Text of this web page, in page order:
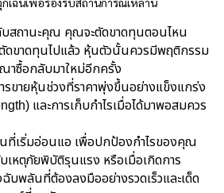
สถานะคุณ คุณจะตัดขาดทุนตอนไหน
ขาดทุนไปแล้ว หุ้นตัวนั้นควรมีพฤติกรรม
ณาซื้อกลับมาใหม่อีกครั้ง
ขายหุ้นช่วงที่ราคาพุ่งขึ้นอย่างแข็งแกร่ง
และการเก็บกำไรเมื่อได้มาพอสมควร
นที่เริ่มอ่อนแอ เพื่อปกป้องกำไรของคุณ
หตุภัยพิบัติรุนแรง หรือเมื่อเกิดการ
บพลันที่ต้องลงมืออย่างรวดเร็วและเด็ด